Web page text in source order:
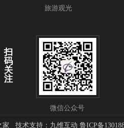
旅游观光
扫
码
关
注
微信公众号
家 技术支持： 九维互动 鲁ICP备